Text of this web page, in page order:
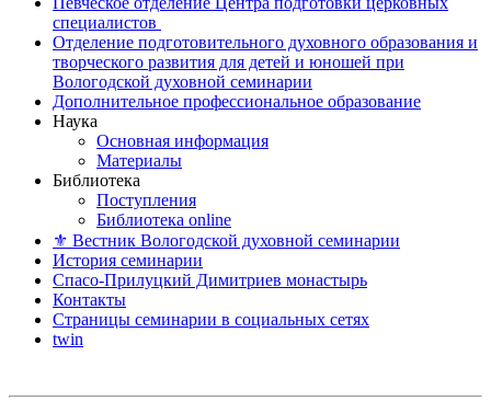
специалистов
Отделение подготовительного духовного образования и
творческого развития для детей и юношей при
Вологодской духовной семинарии
Дополнительное профессиональное образование
Наука
Основная информация
Материалы
Библиотека
Поступления
Библиотека online
⚜ Вестник Вологодской духовной семинарии
История семинарии
Спасо-Прилуцкий Димитриев монастырь
Контакты
Страницы семинарии в социальных сетях
twin